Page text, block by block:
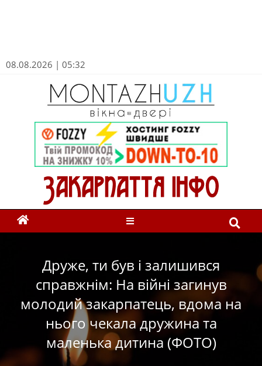
08.08.2026 | 05:32
Друже, ти був і залишився
справжнім: На війні загинув
молодий закарпатець, вдома на
нього чекала дружина та
маленька дитина (ФОТО)